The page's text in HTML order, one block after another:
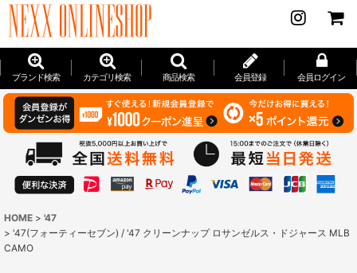
ブランド検索 カテゴリ検索 商品検索 会員登録 会員ログイン
HOME > '47
> '47(フォーティーセブン) / '47 クリーンナップ ロサンゼルス・ドジャース MLB
CAMO